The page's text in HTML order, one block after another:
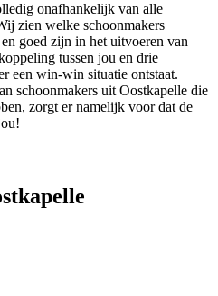
onafhankelijk van alle
zien welke schoonmakers
goed zijn in het uitvoeren van
tussen jou en drie
een win-win situatie ontstaat.
schoonmakers uit Oostkapelle die
zorgt er namelijk voor dat de